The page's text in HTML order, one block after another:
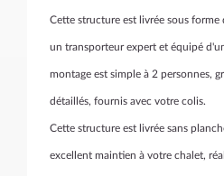
Cette structure est livrée sous forme
un transporteur expert et équipé
montage est simple à 2 personnes,
détaillés, fournis avec votre colis.
Cette structure est livrée sans
excellent maintien à votre chalet,